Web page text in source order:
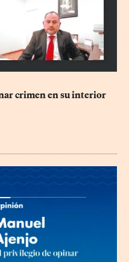
crimen en su interior